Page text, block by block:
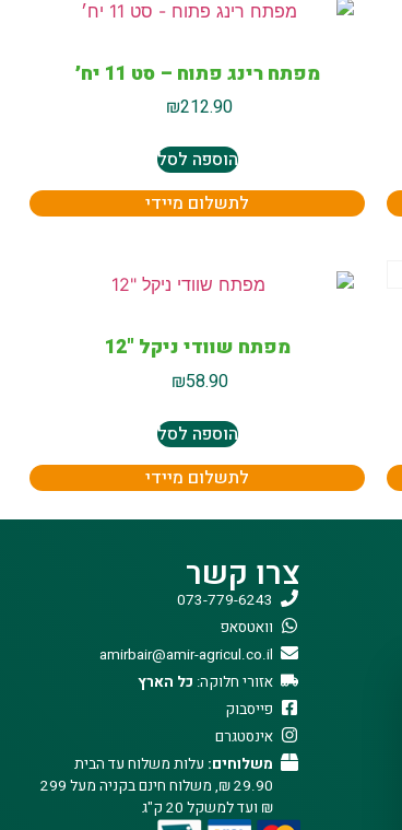
מפתח רינג פתוח – סט 11 יח׳
₪212.90
הוספה לסל
לתשלום מיידי
מפתח שוודי ניקל "12
₪58.90
הוספה לסל
לתשלום מיידי
צרו קשר
073-779-6243
וואטסאפ
amirbair@amir-agricul.co.il
אזורי חלוקה: כל הארץ
פייסבוק
אינסטגרם
משלוחים: עלות משלוח עד הבית
29.90 ₪, משלוח חינם בקניה מעל 299
₪ ועד למשקל 20 ק"ג